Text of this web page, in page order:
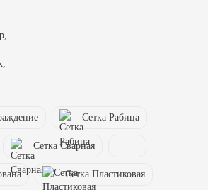
Сетка Рабица
Сетка Сварная
Сетка Пластиковая